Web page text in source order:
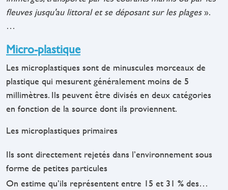
fleuves jusqu'au littoral et se déposant sur les plages».
…
Micro-plastique
Les microplastiques sont de minuscules morceaux de
plastique qui mesurent généralement moins de 5
millimètres. Ils peuvent être divisés en deux catégories
en fonction de la source dont ils proviennent.
Les microplastiques primaires
Ils sont directement rejetés dans l’environnement sous
forme de petites particules
On estime qu’ils représentent entre 15 et 31 % des…